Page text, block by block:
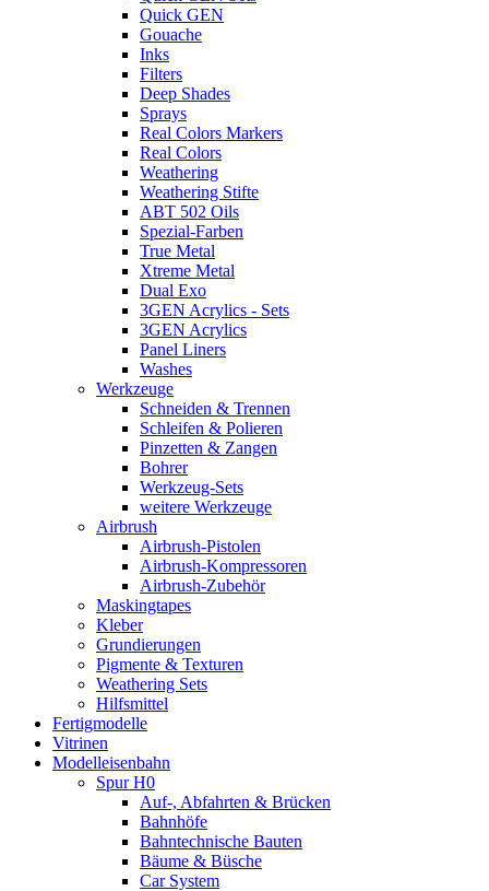
Quick GEN
Gouache
Inks
Filters
Deep Shades
Sprays
Real Colors Markers
Real Colors
Weathering
Weathering Stifte
ABT 502 Oils
Spezial-Farben
True Metal
Xtreme Metal
Dual Exo
3GEN Acrylics - Sets
3GEN Acrylics
Panel Liners
Washes
Werkzeuge
Schneiden & Trennen
Schleifen & Polieren
Pinzetten & Zangen
Bohrer
Werkzeug-Sets
weitere Werkzeuge
Airbrush
Airbrush-Pistolen
Airbrush-Kompressoren
Airbrush-Zubehör
Maskingtapes
Kleber
Grundierungen
Pigmente & Texturen
Weathering Sets
Hilfsmittel
Fertigmodelle
Vitrinen
Modelleisenbahn
Spur H0
Auf-, Abfahrten & Brücken
Bahnhöfe
Bahntechnische Bauten
Bäume & Büsche
Car System